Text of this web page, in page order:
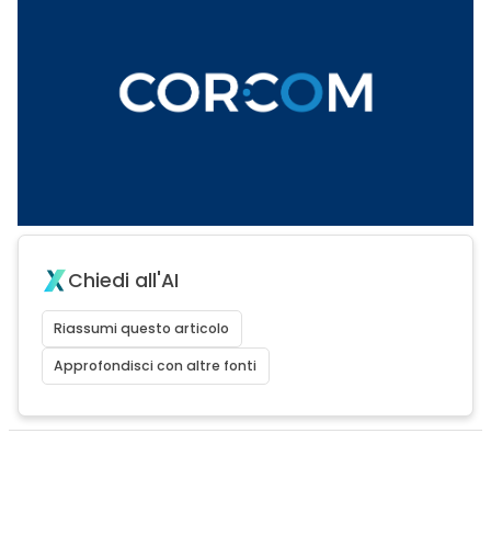
Chiedi all'AI
Riassumi questo articolo
Approfondisci con altre fonti